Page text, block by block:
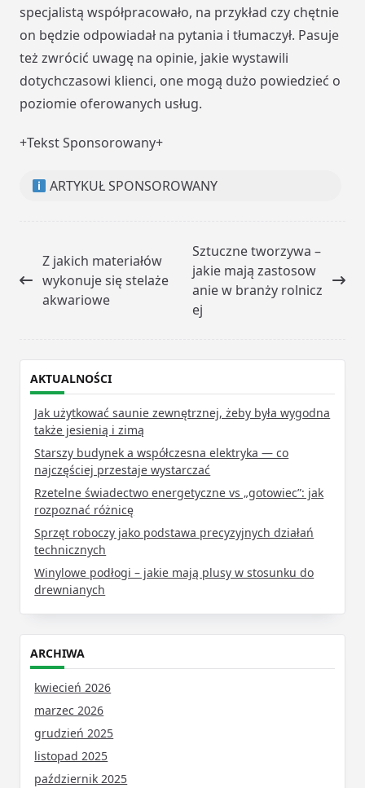
specjalistą współpracowało, na przykład czy chętnie
on będzie odpowiadał na pytania i tłumaczył. Pasuje
też zwrócić uwagę na opinie, jakie wystawili
dotychczasowi klienci, one mogą dużo powiedzieć o
poziomie oferowanych usług.
+Tekst Sponsorowany+
ARTYKUŁ SPONSOROWANY
class="nav-
subtitle
screen-
Z jakich materiałów
wykonuje się stelaże
akwariowe
Sztuczne tworzywa –
jakie mają zastosow
anie w branży rolnicz
ej
AKTUALNOŚCI
Jak użytkować saunie zewnętrznej, żeby była wygodna
także jesienią i zimą
Starszy budynek a współczesna elektryka — co
najczęściej przestaje wystarczać
Rzetelne świadectwo energetyczne vs „gotowiec”: jak
rozpoznać różnicę
Sprzęt roboczy jako podstawa precyzyjnych działań
technicznych
Winylowe podłogi – jakie mają plusy w stosunku do
drewnianych
ARCHIWA
kwiecień 2026
marzec 2026
grudzień 2025
listopad 2025
październik 2025